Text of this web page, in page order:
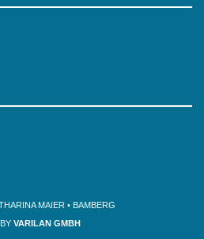
MAIER • BAMBERG
VARILAN GMBH